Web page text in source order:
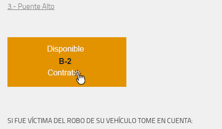
3.- Puente Alto
SI FUE VÍCTIMA DEL ROBO DE SU VEHÍCULO TOME EN CUENTA: